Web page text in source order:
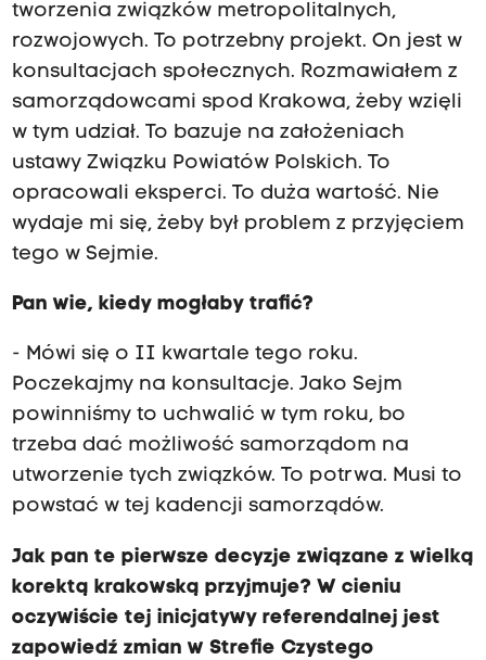
tworzenia związków metropolitalnych,
rozwojowych. To potrzebny projekt. On jest w
konsultacjach społecznych. Rozmawiałem z
samorządowcami spod Krakowa, żeby wzięli
w tym udział. To bazuje na założeniach
ustawy Związku Powiatów Polskich. To
opracowali eksperci. To duża wartość. Nie
wydaje mi się, żeby był problem z przyjęciem
tego w Sejmie.
Pan wie, kiedy mogłaby trafić?
- Mówi się o II kwartale tego roku.
Poczekajmy na konsultacje. Jako Sejm
powinniśmy to uchwalić w tym roku, bo
trzeba dać możliwość samorządom na
utworzenie tych związków. To potrwa. Musi to
powstać w tej kadencji samorządów.
Jak pan te pierwsze decyzje związane z wielką
korektą krakowską przyjmuje? W cieniu
oczywiście tej inicjatywy referendalnej jest
zapowiedź zmian w Strefie Czystego